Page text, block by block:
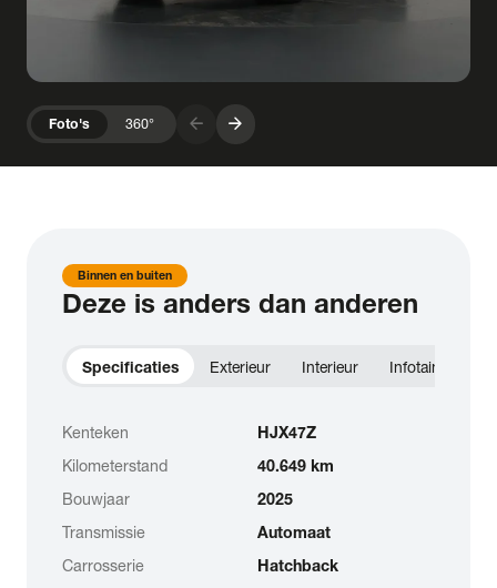
Foto's 360° arrow_forward arrow_forward
Binnen en buiten
Deze is anders dan anderen
Specificaties Exterieur Interieur Infotainment
Kenteken
HJX47Z
Kilometerstand
40.649 km
Bouwjaar
2025
Transmissie
Automaat
Carrosserie
Hatchback